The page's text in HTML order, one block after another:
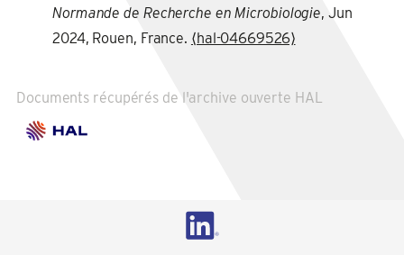
Normande de Recherche en Microbiologie, Jun
2024, Rouen, France. ⟨hal-04669526⟩
Documents récupérés de l'archive ouverte HAL